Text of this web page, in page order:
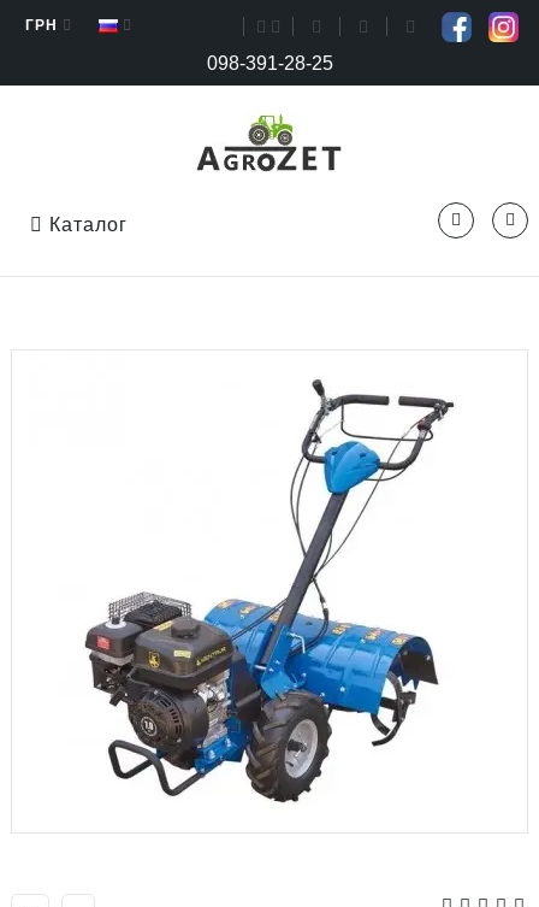
ГРН
098-391-28-25
Каталог